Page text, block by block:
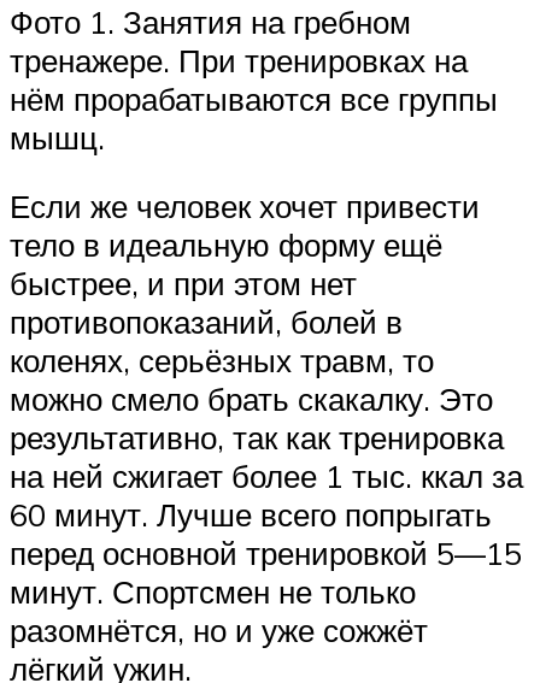
Фото 1. Занятия на гребном
тренажере. При тренировках на
нём прорабатываются все группы
мышц.
Если же человек хочет привести
тело в идеальную форму ещё
быстрее, и при этом нет
противопоказаний, болей в
коленях, серьёзных травм, то
можно смело брать скакалку. Это
результативно, так как тренировка
на ней сжигает более 1 тыс. ккал за
60 минут. Лучше всего попрыгать
перед основной тренировкой 5—15
минут. Спортсмен не только
разомнётся, но и уже сожжёт
лёгкий ужин.